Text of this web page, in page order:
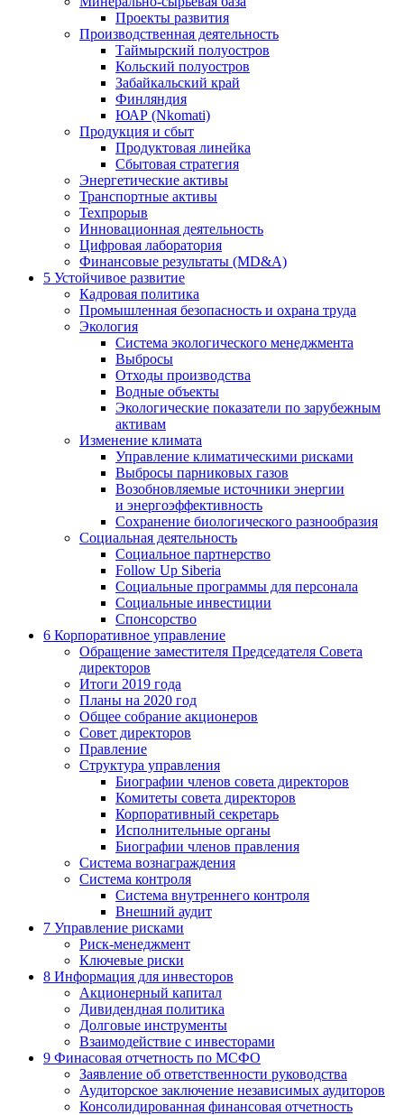
Проекты развития
Производственная деятельность
Таймырский полуостров
Кольский полуостров
Забайкальский край
Финляндия
ЮАР (Nkomati)
Продукция и сбыт
Продуктовая линейка
Сбытовая стратегия
Энергетические активы
Транспортные активы
Техпрорыв
Инновационная деятельность
Цифровая лаборатория
Финансовые результаты (MD&A)
5 Устойчивое развитие
Кадровая политика
Промышленная безопасность и охрана труда
Экология
Система экологического менеджмента
Выбросы
Отходы производства
Водные объекты
Экологические показатели по зарубежным
активам
Изменение климата
Управление климатическими рисками
Выбросы парниковых газов
Возобновляемые источники энергии
и энергоэффективность
Сохранение биологического разнообразия
Социальная деятельность
Социальное партнерство
Follow Up Siberia
Социальные программы для персонала
Социальные инвестиции
Спонсорство
6 Корпоративное управление
Обращение заместителя Председателя Совета
директоров
Итоги 2019 года
Планы на 2020 год
Общее собрание акционеров
Совет директоров
Правление
Структура управления
Биографии членов совета директоров
Комитеты совета директоров
Корпоративный секретарь
Исполнительные органы
Биографии членов правления
Система вознаграждения
Система контроля
Система внутреннего контроля
Внешний аудит
7 Управление рисками
Риск-менеджмент
Ключевые риски
8 Информация для инвесторов
Акционерный капитал
Дивидендная политика
Долговые инструменты
Взаимодействие с инвеcторами
9 Финасовая отчетность по МСФО
Заявление об ответственности руководства
Аудиторское заключение независимых аудиторов
Консолидированная финансовая отчетность